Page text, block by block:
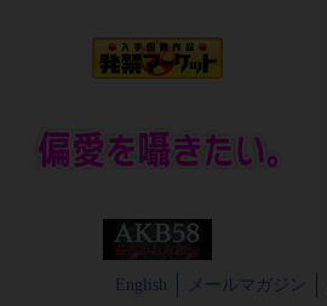
English メールマガジン